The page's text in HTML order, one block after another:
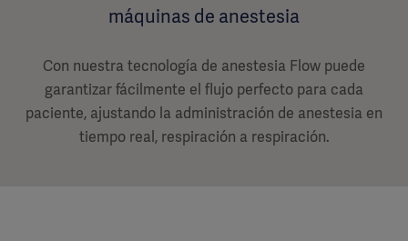
máquinas de anestesia
Con nuestra tecnología de anestesia Flow puede
garantizar fácilmente el flujo perfecto para cada
paciente, ajustando la administración de anestesia en
tiempo real, respiración a respiración.